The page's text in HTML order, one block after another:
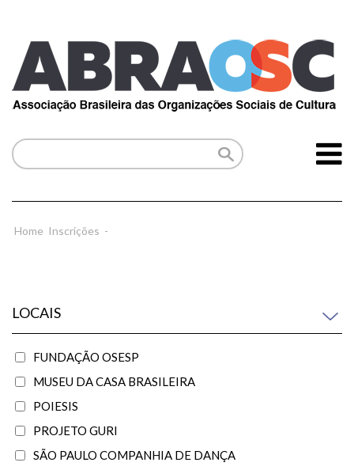
Home Inscrições -
LOCAIS
FUNDAÇÃO OSESP
MUSEU DA CASA BRASILEIRA
POIESIS
PROJETO GURI
SÃO PAULO COMPANHIA DE DANÇA